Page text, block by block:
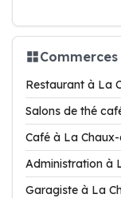
Restaurant à La
Salons de thé
Café à La
Administration à
Garagiste à La